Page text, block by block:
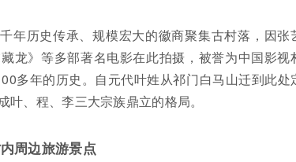
年历史传承、规模宏大的徽商聚集古村落，因张
龙》等多部著名电影在此拍摄，被誉为中国影视
多年的历史。自元代叶姓从祁门白马山迁到此处
、程、李三大宗族鼎立的格局。
周边旅游景点